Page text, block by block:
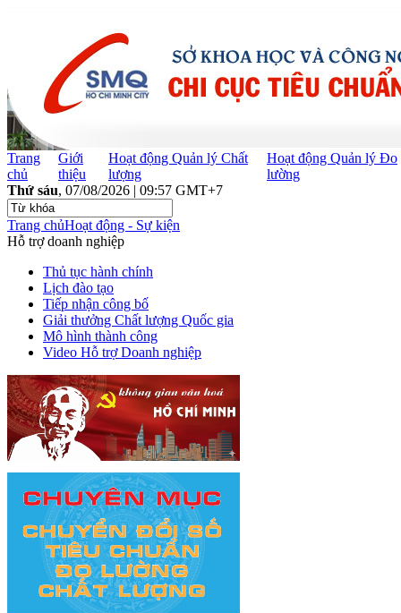
Trang
chủ
Giới
thiệu
Hoạt động Quản lý Chất
lượng
Hoạt động Quản lý Đo
lường
Thứ sáu, 07/08/2026 | 09:57 GMT+7
Trang chủHoạt động - Sự kiện
Hỗ trợ doanh nghiệp
Thủ tục hành chính
Lịch đào tạo
Tiếp nhận công bố
Giải thưởng Chất lượng Quốc gia
Mô hình thành công
Video Hỗ trợ Doanh nghiệp